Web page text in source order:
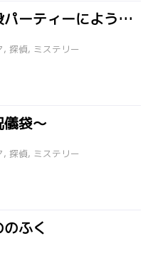
自殺探偵～自殺パーティーにようこそ～
探偵, ミステリー
儀袋～
探偵, ミステリー
ふく